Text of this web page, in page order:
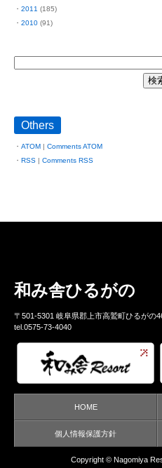
2011 (185)
2010 (91)
Others
ATOM | Comments ATOM
RSS | Comments RSS
和み舎ひるがの
〒501-5301 岐阜県郡上市高鷲町ひるがの
tel.0575-73-4040
HOME
個人情報保護方針
Copyright © Nagomiya